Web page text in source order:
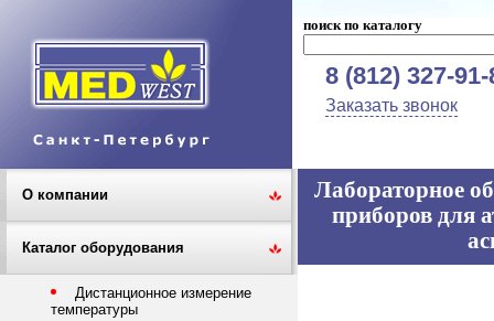
поиск по каталогу
8 (812) 327-91-
Заказать звонок
О компании
Каталог оборудования
Дистанционное измерение
температуры
Лабораторное
приборов для